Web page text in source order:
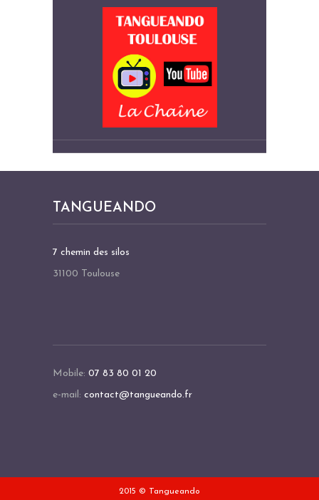
TANGUEANDO
7 chemin des silos
31100 Toulouse
Mobile: 07 83 80 01 20
e-mail: contact@tangueando.fr
2015 © Tangueando